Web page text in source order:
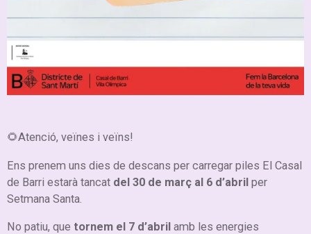
🌻Atenció, veïnes i veïns!
Ens prenem uns dies de descans per carregar piles El Casal
de Barri estarà tancat del 30 de març al 6 d’abril per
Setmana Santa.
No patiu, que tornem el 7 d’abril amb les energies